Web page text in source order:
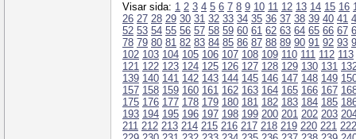
Visar sida: 1 2 3 4 5 6 7 8 9 10 11 12 13 14 15 16
26 27 28 29 30 31 32 33 34 35 36 37 38 39 40 41
52 53 54 55 56 57 58 59 60 61 62 63 64 65 66 67
78 79 80 81 82 83 84 85 86 87 88 89 90 91 92 93
102 103 104 105 106 107 108 109 110 111 112 113
121 122 123 124 125 126 127 128 129 130 131
139 140 141 142 143 144 145 146 147 148 149
157 158 159 160 161 162 163 164 165 166 167
175 176 177 178 179 180 181 182 183 184 185
193 194 195 196 197 198 199 200 201 202 203
211 212 213 214 215 216 217 218 219 220 221 222